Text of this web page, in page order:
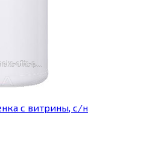
c витрины, с/н